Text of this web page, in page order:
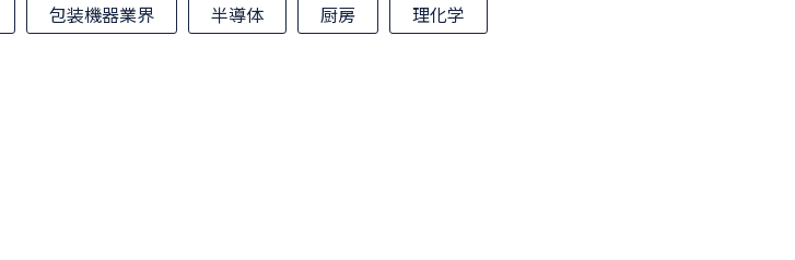
包装機器業界 半導体 厨房 理化学